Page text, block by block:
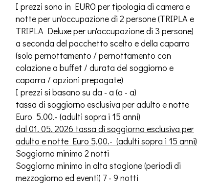
I prezzi sono in EURO per tipologia di camera e
notte per un'occupazione di 2 persone (TRIPLA e
TRIPLA Deluxe per un'occupazione di 3 persone)
a seconda del pacchetto scelto e della caparra
(solo pernottamento / pernottamento con
colazione a buffet / durata del soggiorno e
caparra / opzioni prepagate)
I prezzi si basano su da - a (a - a)
tassa di soggiorno esclusiva per adulto e notte
Euro 5.00.- (adulti sopra i 15 anni)
dal 01. 05. 2026 tassa di soggiorno esclusiva per
adulto e notte Euro 5,00.- (adulti sopra i 15 anni)
Soggiorno minimo 2 notti
Soggiorno minimo in alta stagione (periodi di
mezzogiorno ed eventi) 7 - 9 notti